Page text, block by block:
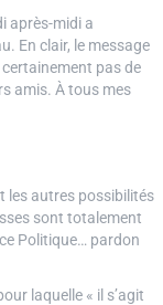
après-midi a
En clair, le message
pas de
amis. À tous mes
les autres possibilités
sont totalement
Politique… pardon
laquelle « il s’agit